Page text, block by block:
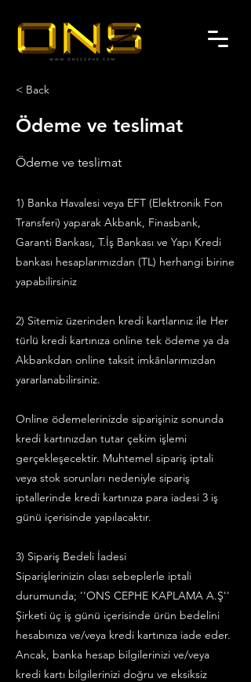
< Back
Ödeme ve teslimat
Ödeme ve teslimat
1) Banka Havalesi veya EFT (Elektronik Fon
Transferi) yaparak Akbank, Finasbank,
Garanti Bankası, T.İş Bankası ve Yapı Kredi
bankası hesaplarımızdan (TL) herhangi birine
yapabilirsiniz
2) Sitemiz üzerinden kredi kartlarınız ile Her
türlü kredi kartınıza online tek ödeme ya da
Akbankdan online taksit imkânlarımızdan
yararlanabilirsiniz.
Online ödemelerinizde siparişiniz sonunda
kredi kartınızdan tutar çekim işlemi
gerçekleşecektir. Muhtemel sipariş iptali
veya stok sorunları nedeniyle sipariş
iptallerinde kredi kartınıza para iadesi 3 iş
günü içerisinde yapılacaktır.
3) Sipariş Bedeli İadesi
Siparişlerinizin olası sebeplerle iptali
durumunda; ''ONS CEPHE KAPLAMA A.Ş''
Şirketi üç iş günü içerisinde ürün bedelini
hesabınıza ve/veya kredi kartınıza iade eder.
Ancak, banka hesap bilgilerinizi ve/veya
kredi kartı bilgilerinizi doğru ve eksiksiz